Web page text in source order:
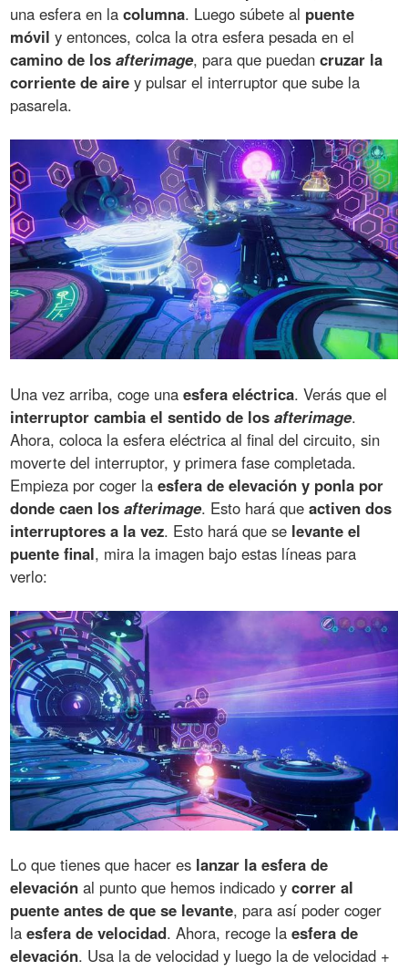
una esfera en lacolumna. Luego súbete al puente
móvil y entonces, colca la otra esfera pesada en el
camino de losafterimage, para que puedancruzar la
corriente de aire y pulsar el interruptor que sube la
pasarela.
Una vez arriba, coge unaesfera eléctrica. Verás que el
interruptor cambia el sentido de losafterimage.
Ahora, coloca la esfera eléctrica al final del circuito, sin
moverte del interruptor, y primera fase completada.
Empieza por coger laesfera de elevación y ponla por
donde caen losafterimage. Esto hará queactiven dos
interruptores a la vez. Esto hará que se levante el
puente final, mira la imagen bajo estas líneas para
verlo:
Lo que tienes que hacer es lanzar la esfera de
elevación al punto que hemos indicado ycorrer al
puente antes de que se levante, para así poder coger
laesfera de velocidad. Ahora, recoge laesfera de
elevación. Usa la de velocidad y luego la de velocidad +